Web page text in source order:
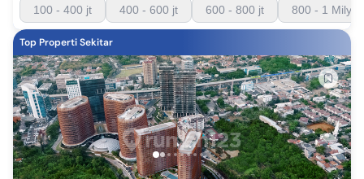
100 - 400 jt 400 - 600 jt 600 - 800 jt 800 - 1 Milyar
Top Properti Sekitar